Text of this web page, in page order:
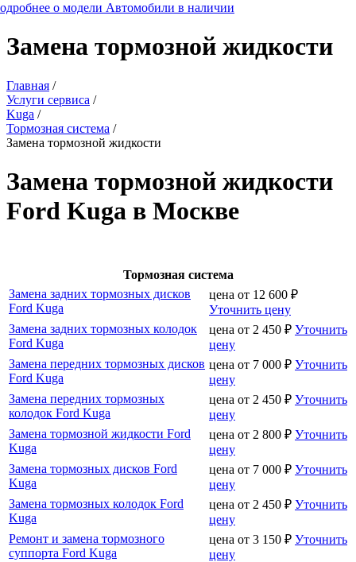
о модели Автомобили в наличии
Замена тормозной жидкости
Главная /
Услуги сервиса /
Kuga /
Тормозная система /
Замена тормозной жидкости
Замена тормозной жидкости
Ford Kuga в Москве
Тормозная система
Замена задних тормозных дисков
Ford Kuga
цена от 12 600 ₽
Уточнить цену
Замена задних тормозных колодок
Ford Kuga
цена от 2 450 ₽ Уточнить
цену
Замена передних тормозных дисков
Ford Kuga
цена от 7 000 ₽ Уточнить
цену
Замена передних тормозных
колодок Ford Kuga
цена от 2 450 ₽ Уточнить
цену
Замена тормозной жидкости Ford
Kuga
цена от 2 800 ₽ Уточнить
цену
Замена тормозных дисков Ford
Kuga
цена от 7 000 ₽ Уточнить
цену
Замена тормозных колодок Ford
Kuga
цена от 2 450 ₽ Уточнить
цену
Ремонт и замена тормозного
суппорта Ford Kuga
цена от 3 150 ₽ Уточнить
цену